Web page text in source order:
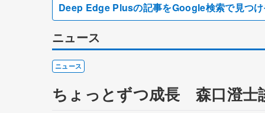
Deep Edge Plusの記事をGoogle検索で見つ
ニュース
ニュース
ちょっとずつ成長 森口澄士